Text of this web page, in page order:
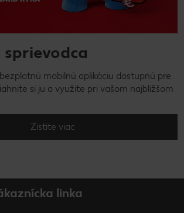
mobilnú aplikáciu dostupnú pre
si ju a využite pri vašom najbližšom
Zistite viac
linka